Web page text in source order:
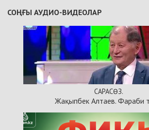
СОҢҒЫ АУДИО-ВИДЕОЛАР
САРАСӨЗ.
Жақыпбек Алтаев. Фараби